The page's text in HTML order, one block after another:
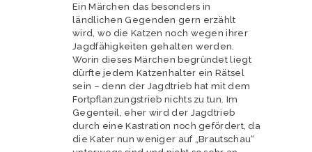
Ein Märchen das besonders in
ländlichen Gegenden gern erzählt
wird, wo die Katzen noch wegen ihrer
Jagdfähigkeiten gehalten werden.
Worin dieses Märchen begründet liegt
dürfte jedem Katzenhalter ein Rätsel
sein – denn der Jagdtrieb hat mit dem
Fortpflanzungstrieb nichts zu tun. Im
Gegenteil, eher wird der Jagdtrieb
durch eine Kastration noch gefördert, da
die Kater nun weniger auf „Brautschau“